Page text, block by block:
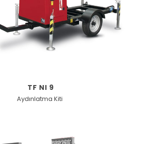
TF NI 9
Aydınlatma Kiti